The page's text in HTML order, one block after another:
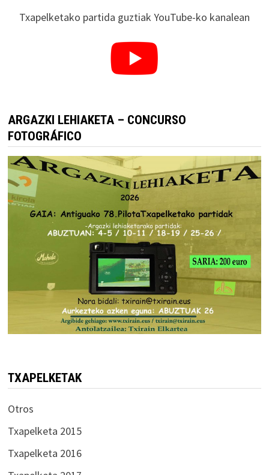
Txapelketako partida guztiak YouTube-ko kanalean
ARGAZKI LEHIAKETA – CONCURSO
FOTOGRÁFICO
TXAPELKETAK
Otros
Txapelketa 2015
Txapelketa 2016